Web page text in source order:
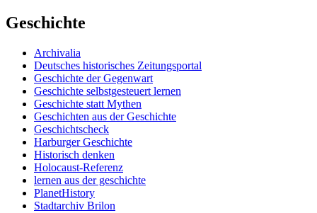
Geschichte
Archivalia
Deutsches historisches Zeitungsportal
Geschichte der Gegenwart
Geschichte selbstgesteuert lernen
Geschichte statt Mythen
Geschichten aus der Geschichte
Geschichtscheck
Harburger Geschichte
Historisch denken
Holocaust-Referenz
lernen aus der geschichte
PlanetHistory
Stadtarchiv Brilon